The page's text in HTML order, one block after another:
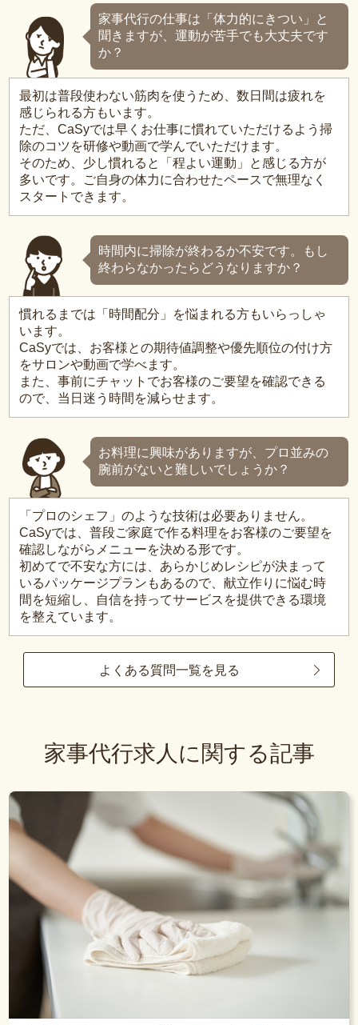
家事代行の仕事は「体力的にきつい」と
聞きますが、運動が苦手でも大丈夫です
か？
最初は普段使わない筋肉を使うため、数日間は疲れを
感じられる方もいます。
ただ、CaSyでは早くお仕事に慣れていただけるよう掃
除のコツを研修や動画で学んでいただけます。
そのため、少し慣れると「程よい運動」と感じる方が
多いです。ご自身の体力に合わせたペースで無理なく
スタートできます。
時間内に掃除が終わるか不安です。もし
終わらなかったらどうなりますか？
慣れるまでは「時間配分」を悩まれる方もいらっしゃ
います。
CaSyでは、お客様との期待値調整や優先順位の付け方
をサロンや動画で学べます。
また、事前にチャットでお客様のご要望を確認できる
ので、当日迷う時間を減らせます。
お料理に興味がありますが、プロ並みの
腕前がないと難しいでしょうか？
「プロのシェフ」のような技術は必要ありません。
CaSyでは、普段ご家庭で作る料理をお客様のご要望を
確認しながらメニューを決める形です。
初めてで不安な方には、あらかじめレシピが決まって
いるパッケージプランもあるので、献立作りに悩む時
間を短縮し、自信を持ってサービスを提供できる環境
を整えています。
よくある質問一覧を見る
家事代行求人に関する記事